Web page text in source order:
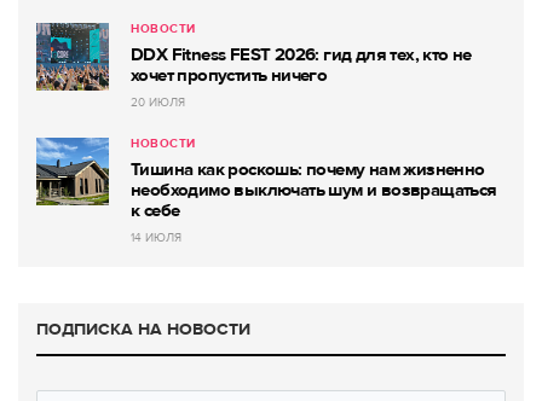
НОВОСТИ
DDX Fitness FEST 2026: гид для тех, кто не
хочет пропустить ничего
20 ИЮЛЯ
НОВОСТИ
Тишина как роскошь: почему нам жизненно
необходимо выключать шум и возвращаться
к себе
14 ИЮЛЯ
ПОДПИСКА НА НОВОСТИ